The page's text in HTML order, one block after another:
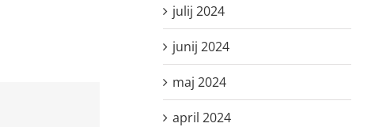
julij 2024
junij 2024
maj 2024
april 2024